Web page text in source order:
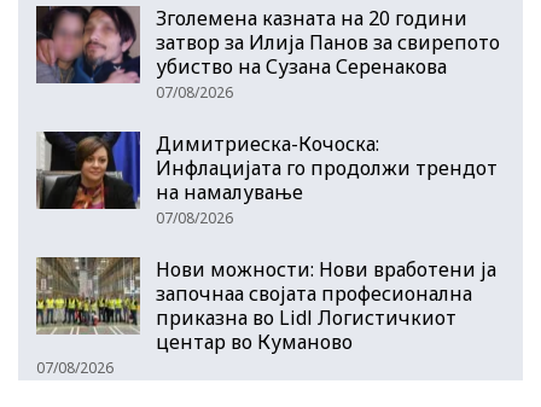
Зголемена казната на 20 години
затвор за Илија Панов за свирепото
убиство на Сузана Серенакова
07/08/2026
Димитриеска-Кочоска:
Инфлацијата го продолжи трендот
на намалување
07/08/2026
Нови можности: Нови вработени ја
започнаа својата професионална
приказна во Lidl Логистичкиот
центар во Куманово
07/08/2026